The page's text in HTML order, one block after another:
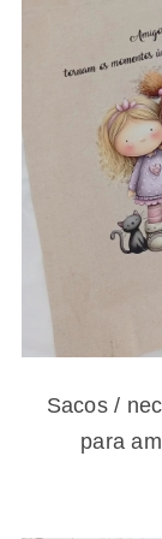
Sacos
Sacos /
para